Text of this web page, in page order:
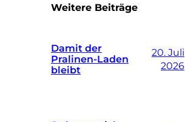
Weitere Beiträge
Damit der
Pralinen-Laden
bleibt
20. Juli
2026